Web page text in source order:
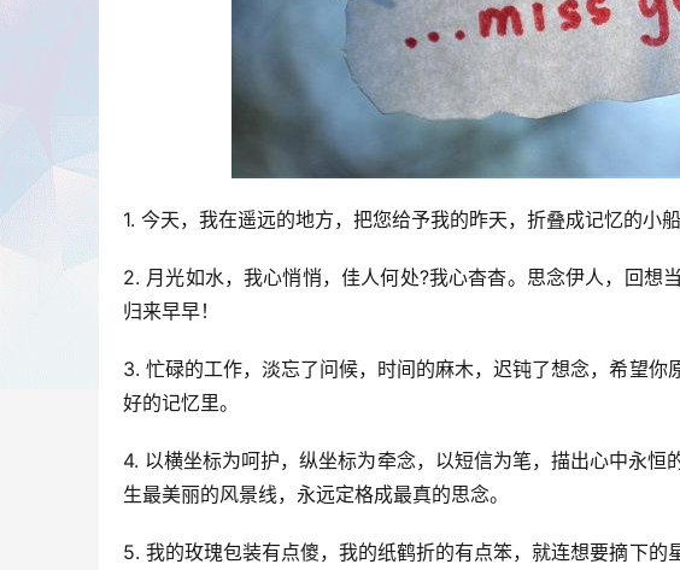
1. 今天，我在遥远的地方，把您给予我的昨天，折叠成记忆的小
2. 月光如水，我心悄悄，佳人何处?我心杳杳。思念伊人，回想
归来早早！
3. 忙碌的工作，淡忘了问候，时间的麻木，迟钝了想念，希望
好的记忆里。
4. 以横坐标为呵护，纵坐标为牵念，以短信为笔，描出心中永
生最美丽的风景线，永远定格成最真的思念。
5. 我的玫瑰包装有点傻，我的纸鹤折的有点笨，就连想要摘下